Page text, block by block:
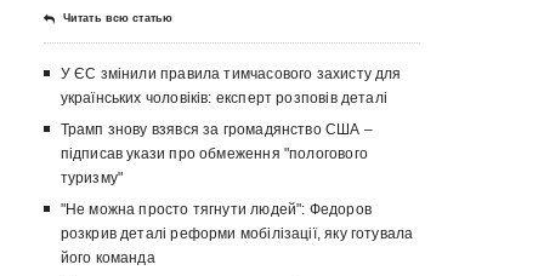
Читать всю статью
У ЄС змінили правила тимчасового захисту для
українських чоловіків: експерт розповів деталі
Трамп знову взявся за громадянство США –
підписав укази про обмеження "пологового
туризму"
"Не можна просто тягнути людей": Федоров
розкрив деталі реформи мобілізації, яку готувала
його команда